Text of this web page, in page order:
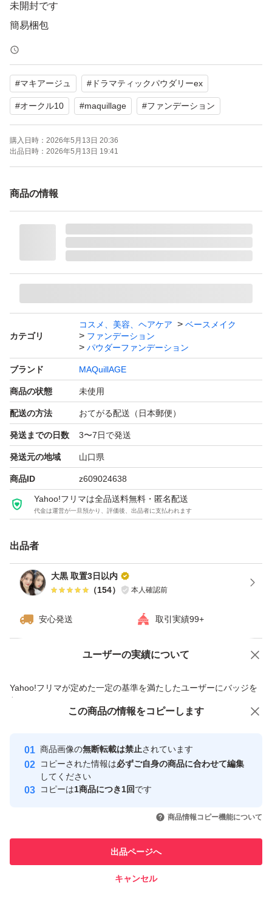
未開封です
簡易梱包
#マキアージュ # ドラマティックパウダリーex
#オークル10 #maquillage #ファンデーション
購入日時： 2026年5月13日 20:36
出品日時： 2026年5月13日 19:41
商品の情報
カテゴリ
コスメ、美容、ヘアケア
ベースメイク
ファンデーション
パウダーファンデーション
ブランド MAQuillAGE
商品の状態 未使用
配送の方法 おてがる配送（日本郵便）
発送までの日数 3〜7日で発送
発送元の地域 山口県
商品ID z609024638
Yahoo!フリマは全品送料無料・匿名配送
代金は運営が一旦預かり、評価後、出品者に支払われます
出品者
大黒 取置3日以内
（154） 本人確認前
安心発送 取引実績99+
ユーザーの実績について
Yahoo!フリマが定めた一定の基準を満たしたユーザーにバッジを
付与しています
安心取引出品者
心・安全なユーザーです
取引実績
引を完了させた実績があります
での取引実績があります
価格の相談 商品への質問
この商品の情報をコピーします
商品画像の無断転載は禁止されています
コピーされた情報は必ずご自身の商品に合わせて編集
してください
コピーは1商品につき1回です
商品情報コピー機能について
出品ページへ
キャンセル
この商品をみている人にオススメ